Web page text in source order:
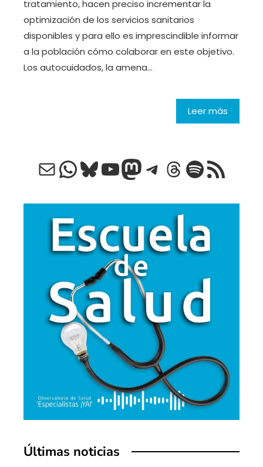
tratamiento, hacen preciso incrementar la
optimización de los servicios sanitarios
disponibles y para ello es imprescindible informar
a la población cómo colaborar en este objetivo.
Los autocuidados, la amena…
Leer más
Correo electrónico
WhatsApp
Bluesky
YouTube
Mastodon
Telegram
Threads
Spotify
Feed RSS
Últimas noticias